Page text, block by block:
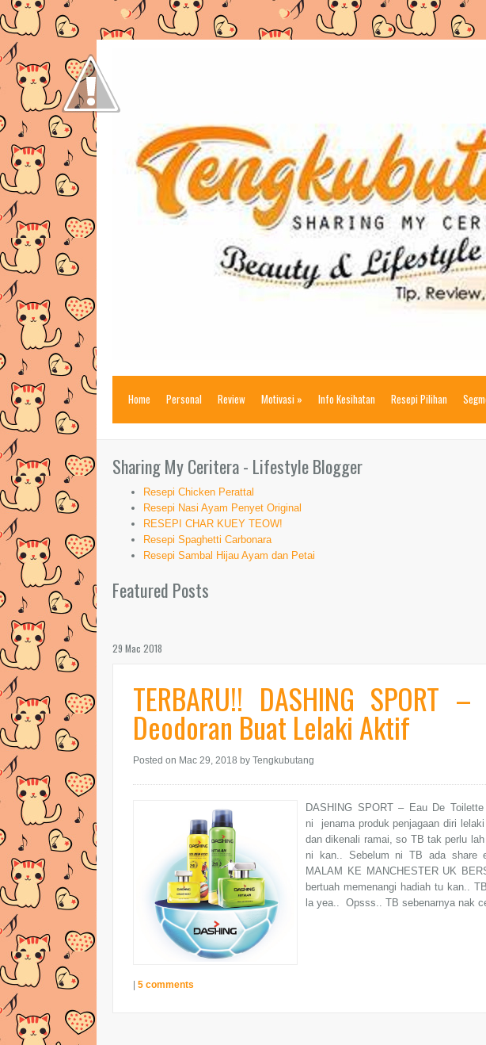
Home Personal Review Motivasi » Info Kesihatan Resepi Pilihan
Sharing My Ceritera - Lifestyle Blogger
Resepi Chicken Perattal
Resepi Nasi Ayam Penyet Original
RESEPI CHAR KUEY TEOW!
Resepi Spaghetti Carbonara
Resepi Sambal Hijau Ayam dan Petai
Featured Posts
29 Mac 2018
TERBARU!! DASHING
Deodoran Buat Lelaki Aktif
Posted on Mac 29, 2018 by Tengkubutang
DASHING SPORT – Eau De
ni jenama produk penjagaan diri
dan dikenali ramai, so TB tak perlu
ni kan.. Sebelum ni TB ada share
MALAM KE MANCHESTER UK
bertuah memenangi hadiah tu kan..
la yea.. Opsss.. TB sebenarnya nak
5 comments